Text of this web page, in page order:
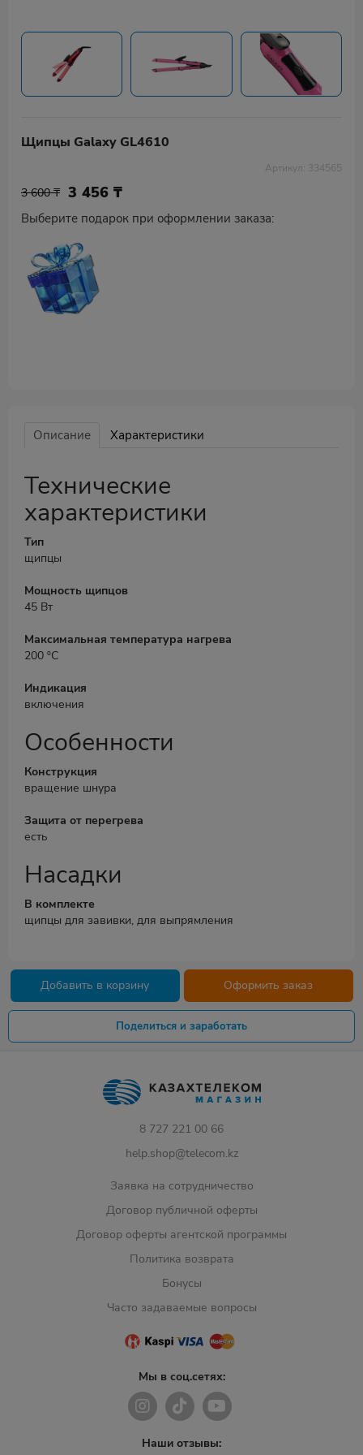
Щипцы Galaxy GL4610
Артикул: 334565
3 600 ₸ 3 456₸
Выберите подарок при оформлении заказа:
Описание Характеристики
Технические
характеристики
Тип
щипцы
Мощность щипцов
45 Вт
Максимальная температура нагрева
200 ºС
Индикация
включения
Особенности
Конструкция
вращение шнура
Защита от перегрева
есть
Насадки
В комплекте
щипцы для завивки, для выпрямления
Добавить в корзину Оформить заказ
Поделиться и заработать
8 727 221 00 66
help.shop@telecom.kz
Заявка на сотрудничество
Договор публичной оферты
Договор оферты агентской программы
Политика возврата
Бонусы
Часто задаваемые вопросы
Мы в соц.сетях:
Наши отзывы: